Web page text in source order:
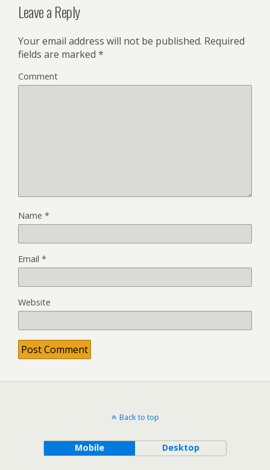
Leave a Reply
Your email address will not be published. Required
fields are marked *
Comment
Name *
Email *
Website
Back to top
Mobile Desktop